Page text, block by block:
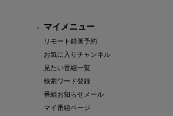
マイメニュー
リモート録画予約
お気に入りチャンネル
見たい番組一覧
検索ワード登録
番組お知らせメール
マイ番組ページ